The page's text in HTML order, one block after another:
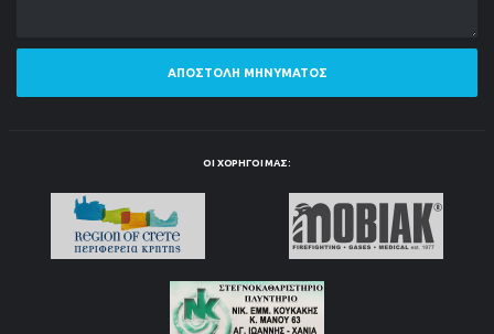
ΑΠΟΣΤΟΛΉ ΜΗΝΎΜΑΤΟΣ
ΟΙ ΧΟΡΗΓΟΊ ΜΑΣ: